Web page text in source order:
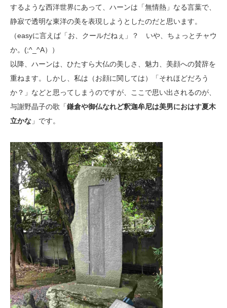
するような西洋世界にあって、ハーンは「無情熱」なる言葉で、
静寂で透明な東洋の美を表現しようとしたのだと思います。
（easyに言えば「お、クールだねぇ」？ いや、ちょっとチャウ
か。(;^_^A））
以降、ハーンは、ひたすら大仏の美しさ、魅力、美顔への賛辞を
重ねます。しかし、私は（お顔に関しては）「それほどだろう
か？」などと思ってしまうのですが、ここで思い出されるのが、
与謝野晶子の歌「鎌倉や御仏なれど釈迦牟尼は美男におはす夏木
立かな 」です。